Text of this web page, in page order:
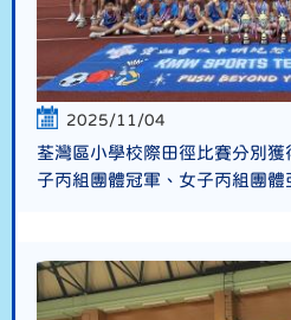
2025/11/04
荃灣區小學校際田徑比賽分別
子丙組團體冠軍、女子丙組團體